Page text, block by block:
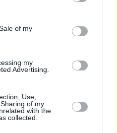
and its third-party tags to
purposes in below Google
of my
my
Advertising.
Use,
of my
with the
collected.
της - Δείτε
Ποιοι «γαλαζοαίματοι»
του Michel de
η ταφή του
στο Google News
ειδήσεις